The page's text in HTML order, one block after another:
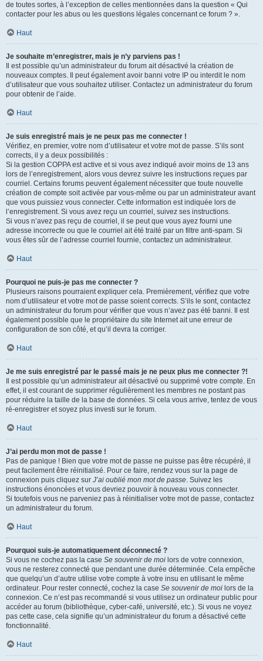
de toutes sortes, à l’exception de celles mentionnées dans la question « Qui
contacter pour les abus ou les questions légales concernant ce forum ? ».
Haut
Je souhaite m’enregistrer, mais je n’y parviens pas !
Il est possible qu’un administrateur du forum ait désactivé la création de
nouveaux comptes. Il peut également avoir banni votre IP ou interdit le nom
d’utilisateur que vous souhaitez utiliser. Contactez un administrateur du forum
pour obtenir de l’aide.
Haut
Je suis enregistré mais je ne peux pas me connecter !
Vérifiez, en premier, votre nom d’utilisateur et votre mot de passe. S’ils sont
corrects, il y a deux possibilités :
Si la gestion COPPA est active et si vous avez indiqué avoir moins de 13 ans
lors de l’enregistrement, alors vous devrez suivre les instructions reçues par
courriel. Certains forums peuvent également nécessiter que toute nouvelle
création de compte soit activée par vous-même ou par un administrateur avant
que vous puissiez vous connecter. Cette information est indiquée lors de
l’enregistrement. Si vous avez reçu un courriel, suivez ses instructions.
Si vous n’avez pas reçu de courriel, il se peut que vous ayez fourni une
adresse incorrecte ou que le courriel ait été traité par un filtre anti-spam. Si
vous êtes sûr de l’adresse courriel fournie, contactez un administrateur.
Haut
Pourquoi ne puis-je pas me connecter ?
Plusieurs raisons pourraient expliquer cela. Premièrement, vérifiez que votre
nom d’utilisateur et votre mot de passe soient corrects. S’ils le sont, contactez
un administrateur du forum pour vérifier que vous n’avez pas été banni. Il est
également possible que le propriétaire du site Internet ait une erreur de
configuration de son côté, et qu’il devra la corriger.
Haut
Je me suis enregistré par le passé mais je ne peux plus me connecter ?!
Il est possible qu’un administrateur ait désactivé ou supprimé votre compte. En
effet, il est courant de supprimer régulièrement les membres ne postant pas
pour réduire la taille de la base de données. Si cela vous arrive, tentez de vous
ré-enregistrer et soyez plus investi sur le forum.
Haut
J’ai perdu mon mot de passe !
Pas de panique ! Bien que votre mot de passe ne puisse pas être récupéré, il
peut facilement être réinitialisé. Pour ce faire, rendez vous sur la page de
connexion puis cliquez sur J’ai oublié mon mot de passe. Suivez les
instructions énoncées et vous devriez pouvoir à nouveau vous connecter.
Si toutefois vous ne parveniez pas à réinitialiser votre mot de passe, contactez
un administrateur du forum.
Haut
Pourquoi suis-je automatiquement déconnecté ?
Si vous ne cochez pas la case Se souvenir de moi lors de votre connexion,
vous ne resterez connecté que pendant une durée déterminée. Cela empêche
que quelqu’un d’autre utilise votre compte à votre insu en utilisant le même
ordinateur. Pour rester connecté, cochez la case Se souvenir de moi lors de la
connexion. Ce n’est pas recommandé si vous utilisez un ordinateur public pour
accéder au forum (bibliothèque, cyber-café, université, etc.). Si vous ne voyez
pas cette case, cela signifie qu’un administrateur du forum a désactivé cette
fonctionnalité.
Haut